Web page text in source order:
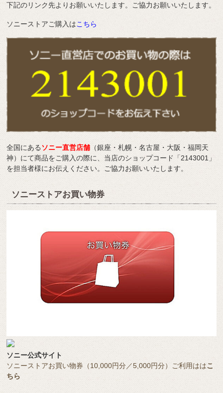
下記のリンク先よりお願いいたします。ご協力お願いいたします。
ソニーストアご購入はこちら
全国にあるソニー直営店舗 （銀座・札幌・名古屋・大阪・福岡天
神）にて商品をご購入の際に、当店のショップコード「2143001」
を担当者様にお伝えください。ご協力お願いいたします。
ソニーストアお買い物券
ソニー公式サイト
ソニーストアお買い物券（10,000円分／5,000円分）ご利用ははこ
ちら